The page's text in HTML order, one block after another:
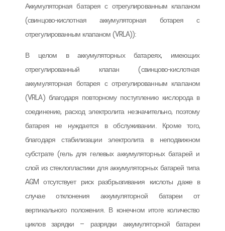
Аккумуляторная батарея с отрегулированным клапаном
(свинцово-кислотная аккумуляторная ботарея с
отрегулированным клапаном (VRLA)):
В целом в аккумуляторных батареях, имеющих
отрегулированный клапан (свинцово-кислотная
аккумуляторная ботарея с отрегулированным клапаном
(VRLA) благодаря повторному поступлению кислорода в
соединение, расход электролита незначительно, поэтому
батарея не нуждается в обслуживании. Кроме того,
благодаря стабилизации электролита в неподвижном
субстрате (гель для гелевых аккумуляторных батарей и
слой из стеклопластики для аккумуляторных батарей типа
AGM отсутствует риск разбрызгивания кислоты даже в
случае отклонения аккумуляторной батареи от
вертикального положения. В конечном итоге количество
циклов зарядки – разрядки аккумуляторной батареи